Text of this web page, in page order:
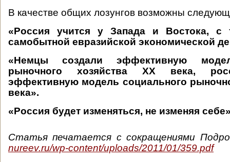
В качестве общих лозунгов возможны
«Россия учится у Запада и Востока,
самобытной евразийской экономической
«Немцы создали эффективную
рыночного хозяйства ХХ века,
эффективную модель социального
века».
«Россия будет изменяться, не изменяя
Статья печатается с сокращениями
nureev.ru/wp-content/uploads/2011/01/359.pdf